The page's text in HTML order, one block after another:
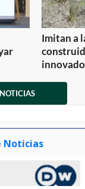
Imitan a
Noticias